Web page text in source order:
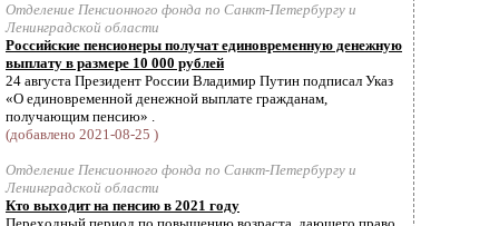
Отделение Пенсионного фонда по Санкт-Петербургу и
Ленинградской области
Российские пенсионеры получат единовременную денежную
выплату в размере 10 000 рублей
24 августа Президент России Владимир Путин подписал Указ
«О единовременной денежной выплате гражданам,
получающим пенсию» .
(добавлено 2021-08-25 )
Отделение Пенсионного фонда по Санкт-Петербургу и
Ленинградской области
Кто выходит на пенсию в 2021 году